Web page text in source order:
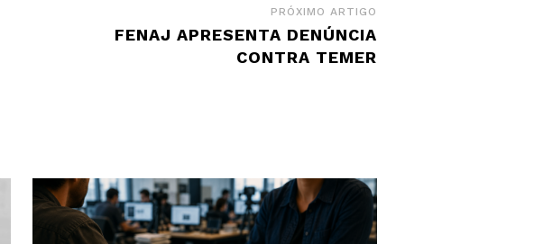
PRÓXIMO ARTIGO
FENAJ APRESENTA DENÚNCIA
CONTRA TEMER